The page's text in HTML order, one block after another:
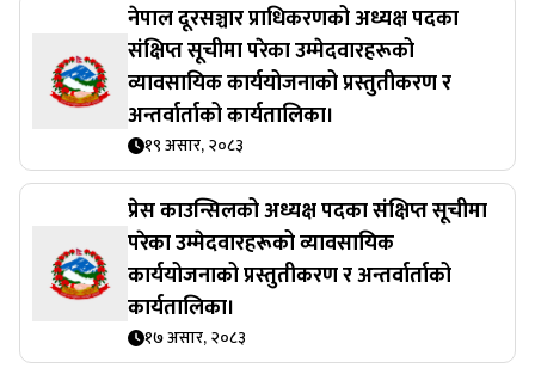
नेपाल दूरसञ्चार प्राधिकरणको अध्यक्ष पदका
संक्षिप्त सूचीमा परेका उम्मेदवारहरूको
व्यावसायिक कार्ययोजनाको प्रस्तुतीकरण र
अन्तर्वार्ताको कार्यतालिका।
१९ असार, २०८३
प्रेस काउन्सिलको अध्यक्ष पदका संक्षिप्त सूचीमा
परेका उम्मेदवारहरूको व्यावसायिक
कार्ययोजनाको प्रस्तुतीकरण र अन्तर्वार्ताको
कार्यतालिका।
१७ असार, २०८३